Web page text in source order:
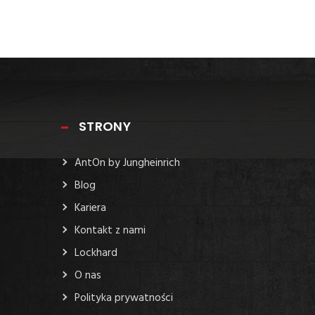
STRONY
AntOn by Jungheinrich
Blog
Kariera
Kontakt z nami
Lockhard
O nas
Polityka prywatności